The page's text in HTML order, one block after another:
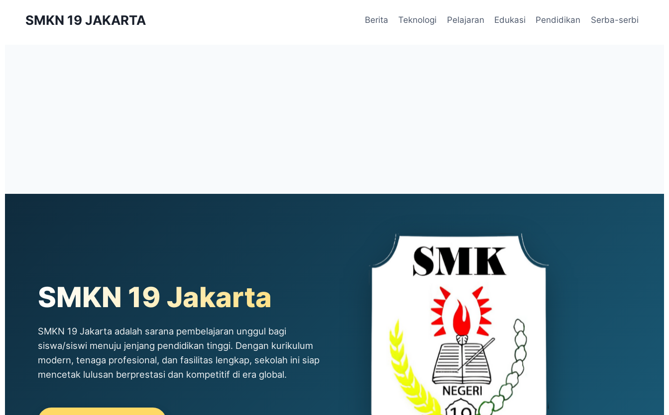
SMKN 19 JAKARTA Berita Teknologi Pelajaran Edukasi Pendidikan Serba-serbi
SMKN 19 Jakarta
SMKN 19 Jakarta adalah sarana pembelajaran unggul bagi
siswa/siswi menuju jenjang pendidikan tinggi. Dengan kurikulum
modern, tenaga profesional, dan fasilitas lengkap, sekolah ini siap
mencetak lulusan berprestasi dan kompetitif di era global.